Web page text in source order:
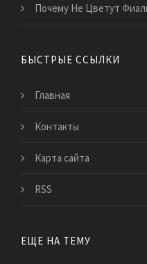
Почему Не Цветут
БЫСТРЫЕ ССЫЛКИ
Главная
Контакты
Карта сайта
RSS
ЕЩЕ НА ТЕМУ